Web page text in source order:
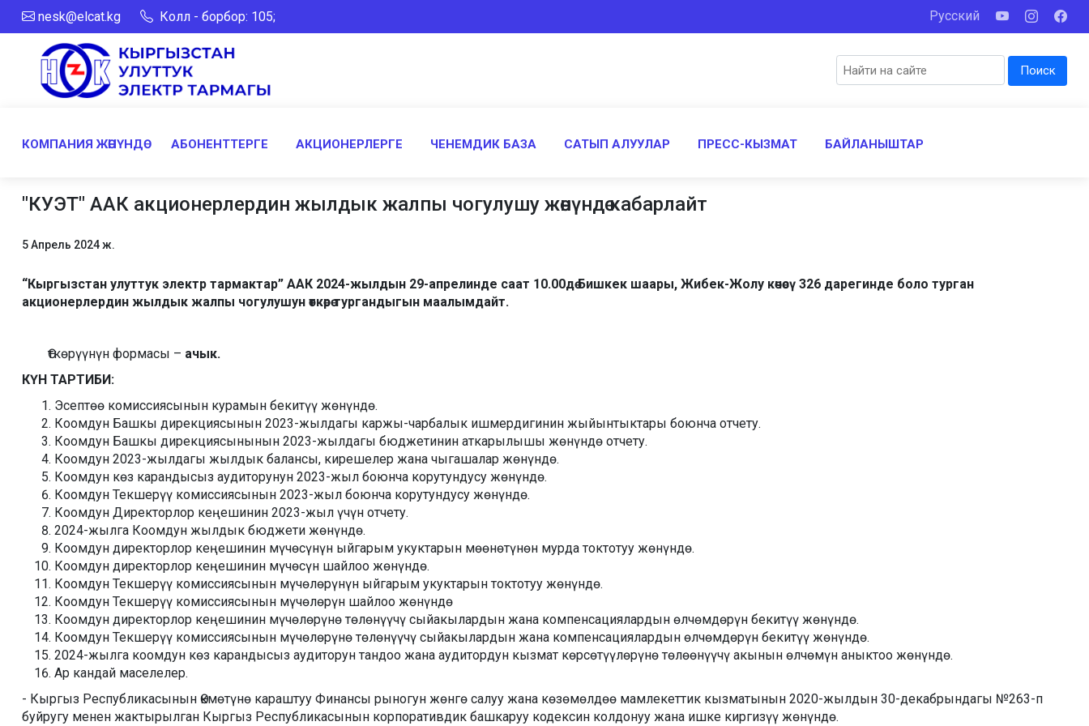
nesk@elcat.kg Колл - борбор: 105; Русский
Поиск
КОМПАНИЯ ЖӨНҮНДӨ АБОНЕНТТЕРГЕ АКЦИОНЕРЛЕРГЕ ЧЕНЕМДИК БАЗА САТЫП АЛУУЛАР ПРЕСС-КЫЗМАТ БАЙЛАНЫШТАР
"КУЭТ" ААК акционерлердин жылдык жалпы чогулушу жөнүндө кабарлайт
5 Апрель 2024 ж.
“Кыргызстан улуттук электр тармактар” ААК 2024-жылдын 29-апрелинде саат 10.00дө Бишкек шаары, Жибек-Жолу көчөсү 326 дарегинде боло турган
акционерлердин жылдык жалпы чогулушун өткөрө тургандыгын маалымдайт.
Өткөрүүнүн формасы – ачык.
КҮН ТАРТИБИ:
Эсептөө комиссиясынын курамын бекитүү жөнүндө.
Коомдун Башкы дирекциясынын 2023-жылдагы каржы-чарбалык ишмердигинин жыйынтыктары боюнча отчету.
Коомдун Башкы дирекциясынынын 2023-жылдагы бюджетинин аткарылышы жөнүндө отчету.
Коомдун 2023-жылдагы жылдык балансы, кирешелер жана чыгашалар жөнүндө.
Коомдун көз карандысыз аудиторунун 2023-жыл боюнча корутундусу жөнүндө.
Коомдун Текшерүү комиссиясынын 2023-жыл боюнча корутундусу жөнүндө.
Коомдун Директорлор кеңешинин 2023-жыл үчүн отчету.
2024-жылга Коомдун жылдык бюджети жөнүндө.
Коомдун директорлор кеңешинин мүчөсүнүн ыйгарым укуктарын мөөнөтүнөн мурда токтотуу жөнүндө.
Коомдун директорлор кеңешинин мүчөсүн шайлоо жөнүндө.
Коомдун Текшерүү комиссиясынын мүчөлөрүнүн ыйгарым укуктарын токтотуу жөнүндө.
Коомдун Текшерүү комиссиясынын мүчөлөрүн шайлоо жөнүндө
Коомдун директорлор кеңешинин мүчөлөрүнө төлөнүүчү сыйакылардын жана компенсациялардын өлчөмдөрүн бекитүү жөнүндө.
Коомдун Текшерүү комиссиясынын мүчөлөрүнө төлөнүүчү сыйакылардын жана компенсациялардын өлчөмдөрүн бекитүү жөнүндө.
2024-жылга коомдун көз карандысыз аудиторун тандоо жана аудитордун кызмат көрсөтүүлөрүнө төлөөнүүчү акынын өлчөмүн аныктоо жөнүндө.
Ар кандай маселелер.
- Кыргыз Республикасынын Өкмөтүнө караштуу Финансы рыногун жөнгө салуу жана көзөмөлдөө мамлекеттик кызматынын 2020-жылдын 30-декабрындагы №263-п
буйругу менен жактырылган Кыргыз Республикасынын корпоративдик башкаруу кодексин колдонуу жана ишке киргизүү жөнүндө.